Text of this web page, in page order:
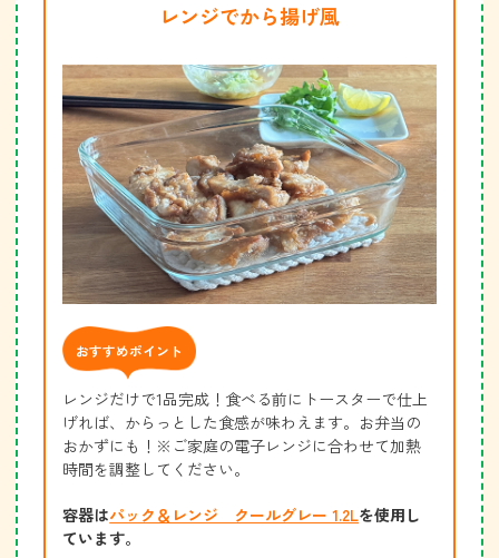
レンジでから揚げ風
おすすめポイント
レンジだけで1品完成！食べる前にトースターで仕上
げれば、からっとした食感が味わえます。お弁当の
おかずにも！※ご家庭の電子レンジに合わせて加熱
時間を調整してください。
容器はパック＆レンジ クールグレー 1.2Lを使用し
ています。